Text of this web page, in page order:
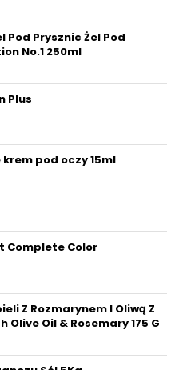
Pod Prysznic Żel Pod
No.1 250ml
Plus
pod oczy 15ml
Complete Color
Z Rozmarynem I Oliwą Z
Olive Oil & Rosemary 175 G